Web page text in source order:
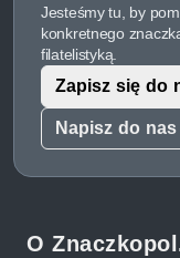
Jesteśmy tu, by
konkretnego
filatelistyką.
Napisz do nas
Zapisz się do
O